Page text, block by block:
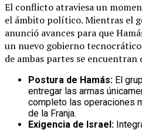
El conflicto atraviesa un
el ámbito político. Mientras el
anunció avances para que
un nuevo gobierno
de ambas partes se
Postura de Hamás: El
entregar las armas
completo las operaciones
de la Franja.
Exigencia de Israel: